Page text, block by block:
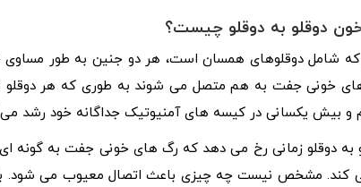
دوقلو به دوقلو چیست؟
شامل دوقلوهای همسان است، هر دو جنین به طور مساوی
خونی جفت به هم متصل می شوند به طوری که هر دوقلو
و بیش یکسانی در کیسه های آمنیوتیک جداگانه خود رشد می
به دوقلو زمانی رخ می دهد که رگ های خونی جفت به
می کند. مشخص نیست چه چیزی باعث اتصال معیوب می شود.